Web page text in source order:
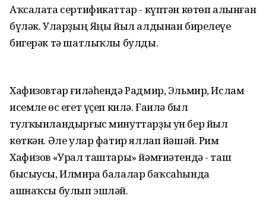
Аҡсалата сертификаттар - күптән көтөп алынған
бүләк. Уларҙың Яңы йыл алдынан бирелеүе
бигерәк тә шатлыҡлы булды.
Хафизовтар ғиләһендә Радмир, Эльмир, Ислам
исемле өс егет үҫеп килә. Ғаилә был
тулҡынландырғыс минуттарҙы ун бер йыл
көткән. Әле улар фатир яллап йәшәй. Рим
Хафизов «Урал таштары» йәмғиәтендә - таш
бысыусы, Илмира балалар баҡсаһында
ашнаҡсы булып эшләй.